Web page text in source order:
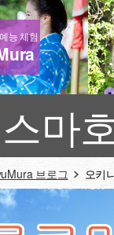
능 체험
스마
브로그 오키